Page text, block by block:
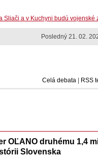
Sliači a v Kuchyni budú vojenské
Posledný 21. 02.
Celá debata RSS
OĽANO druhému 1,4
Slovenska